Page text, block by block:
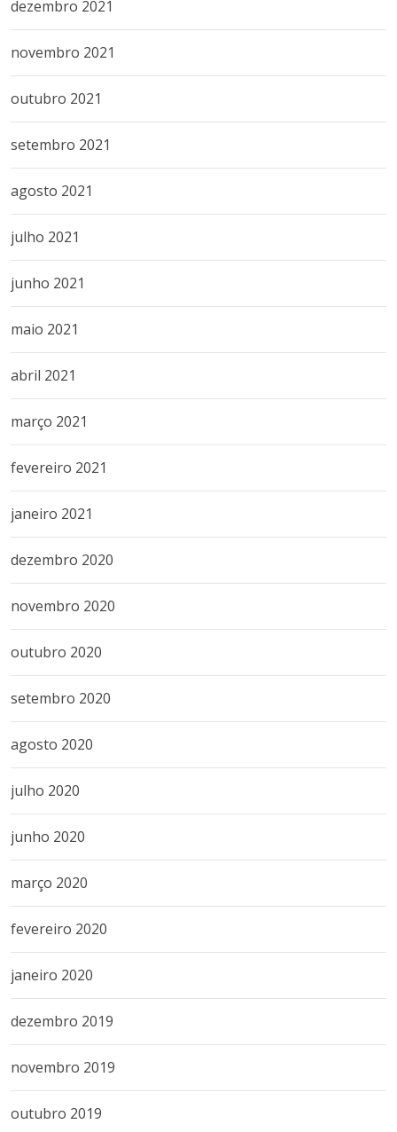
dezembro 2021
novembro 2021
outubro 2021
setembro 2021
agosto 2021
julho 2021
junho 2021
maio 2021
abril 2021
março 2021
fevereiro 2021
janeiro 2021
dezembro 2020
novembro 2020
outubro 2020
setembro 2020
agosto 2020
julho 2020
junho 2020
março 2020
fevereiro 2020
janeiro 2020
dezembro 2019
novembro 2019
outubro 2019